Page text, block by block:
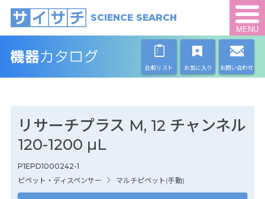
SCIENCE SEARCH
MENU
比較リスト お気に入り お問い合わせ
リサーチプラス M, 12 チャンネル
120-1200 µL
P1EPD1000242-1
ピペット・ディスペンサー
マルチピペット(手動)